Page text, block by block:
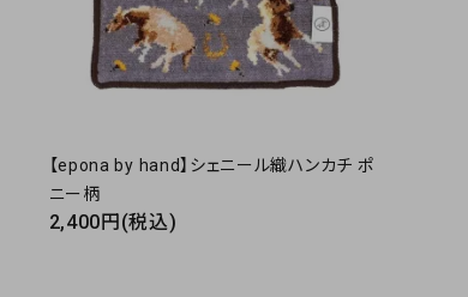
【epona by hand】シェニール織ハンカチ ポ
ニー柄
2,400円(税込)